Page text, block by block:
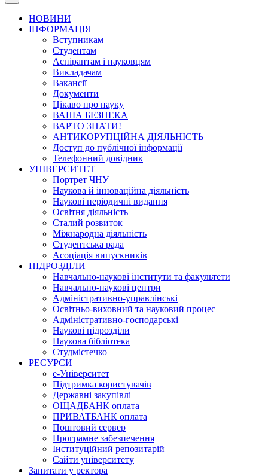
НОВИНИ
ІНФОРМАЦІЯ
Вступникам
Студентам
Аспірантам і науковцям
Викладачам
Вакансії
Документи
Цікаво про науку
ВАША БЕЗПЕКА
ВАРТО ЗНАТИ!
АНТИКОРУПЦІЙНА ДІЯЛЬНІСТЬ
Доступ до публічної інформації
Телефонний довідник
УНІВЕРСИТЕТ
Портрет ЧНУ
Наукова й інноваційна діяльність
Наукові періодичні видання
Освітня діяльність
Сталий розвиток
Міжнародна діяльність
Студентська рада
Асоціація випускників
ПІДРОЗДІЛИ
Навчально-наукові інститути та факультети
Навчально-наукові центри
Адміністративно-управлінські
Освітньо-виховний та науковий процес
Адміністративно-господарські
Наукові підрозділи
Наукова бібліотека
Студмістечко
РЕСУРСИ
е-Університет
Підтримка користувачів
Державні закупівлі
ОЩАДБАНК оплата
ПРИВАТБАНК оплата
Поштовий сервер
Програмне забезпечення
Інституційний репозитарій
Сайти університету
Запитати у ректора